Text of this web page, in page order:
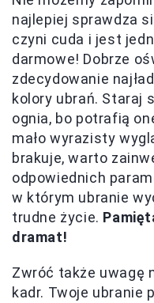
najlepiej sprawdza
czyni cuda i jest
darmowe! Dobrze
zdecydowanie
kolory ubrań. Staraj
ognia, bo potrafią
mało wyrazisty
brakuje, warto
odpowiednich
w którym ubranie
trudne życie.
dramat!
Zwróć także uwagę
kadr. Twoje ubranie